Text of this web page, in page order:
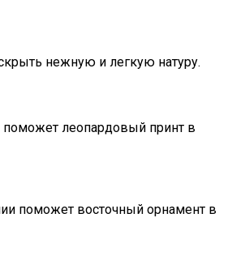
нежную и легкую натуру.
леопардовый принт в
поможет восточный орнамент в